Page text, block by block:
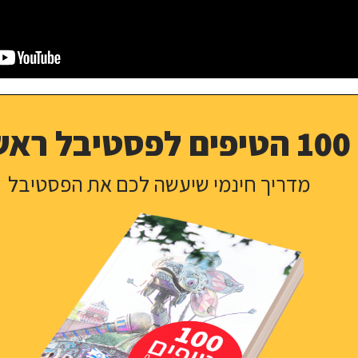
טיפ זהב לפסטיבל מקהילת
100 הטיפים לפסטיבל ראשון
מדריך חינמי שיעשה לכם את הפסטיבל